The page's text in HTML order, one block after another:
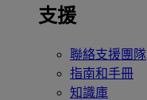
支援
聯絡支援團隊
指南和手冊
知識庫